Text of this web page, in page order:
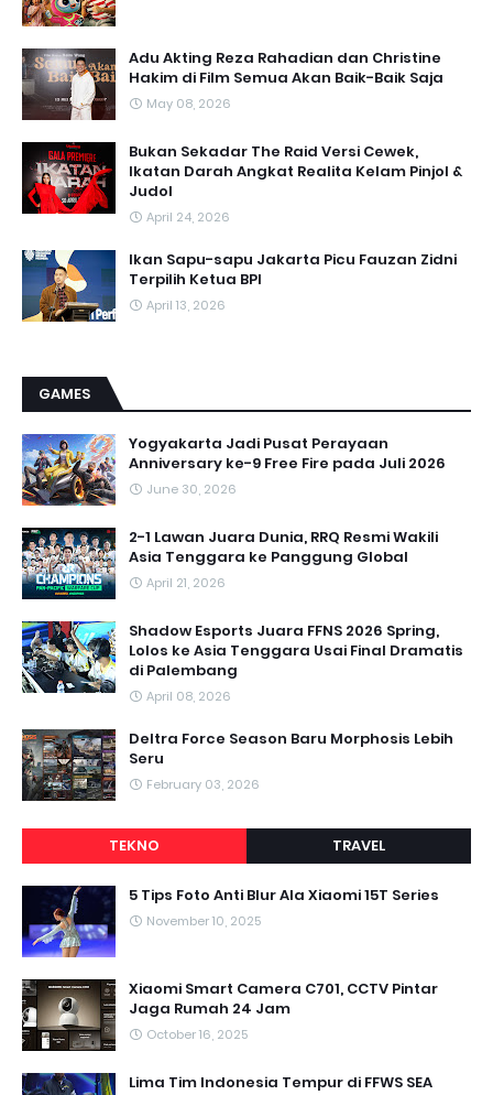
Adu Akting Reza Rahadian dan Christine
Hakim di Film Semua Akan Baik-Baik Saja
May 08, 2026
Bukan Sekadar The Raid Versi Cewek,
Ikatan Darah Angkat Realita Kelam Pinjol &
Judol
April 24, 2026
Ikan Sapu-sapu Jakarta Picu Fauzan Zidni
Terpilih Ketua BPI
April 13, 2026
GAMES
Yogyakarta Jadi Pusat Perayaan
Anniversary ke-9 Free Fire pada Juli 2026
June 30, 2026
2-1 Lawan Juara Dunia, RRQ Resmi Wakili
Asia Tenggara ke Panggung Global
April 21, 2026
Shadow Esports Juara FFNS 2026 Spring,
Lolos ke Asia Tenggara Usai Final Dramatis
di Palembang
April 08, 2026
Deltra Force Season Baru Morphosis Lebih
Seru
February 03, 2026
TEKNO TRAVEL
5 Tips Foto Anti Blur Ala Xiaomi 15T Series
November 10, 2025
Xiaomi Smart Camera C701, CCTV Pintar
Jaga Rumah 24 Jam
October 16, 2025
Lima Tim Indonesia Tempur di FFWS SEA